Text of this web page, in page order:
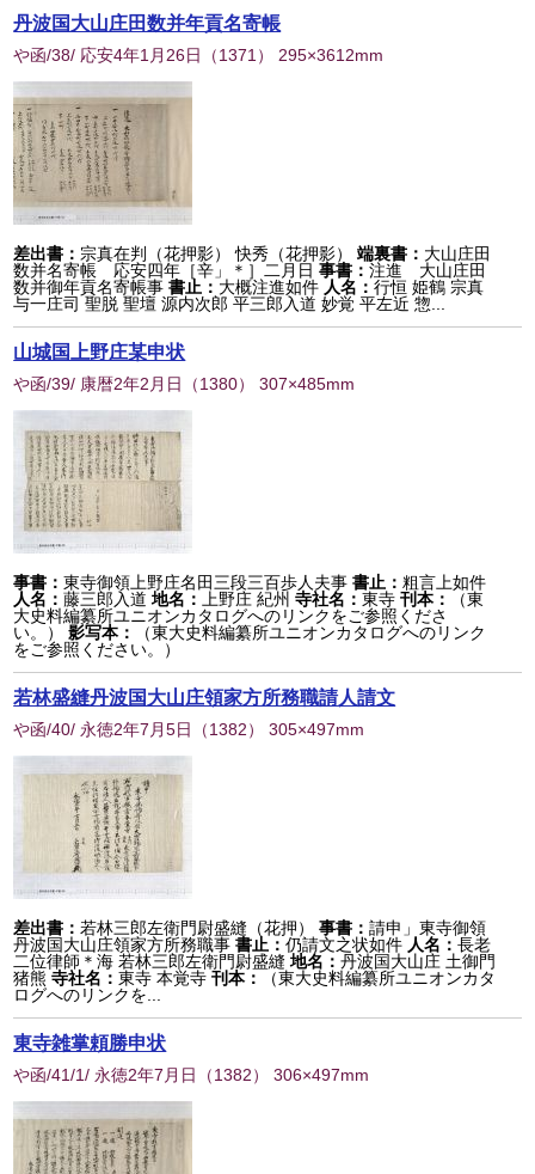
丹波国大山庄田数并年貢名寄帳
や函/38/ 応安4年1月26日 （1371 ） 295×3612mm
差出書： 宗真在判（花押影） 快秀（花押影） 端裏書： 大山庄田
数并名寄帳 応安四年［辛」＊］二月日 事書：注進 大山庄田
数并御年貢名寄帳事 書止： 大概注進如件 人名：行恒 姫鶴 宗真
与一庄司 聖脱 聖壇 源内次郎 平三郎入道 妙覚 平左近 惣...
山城国上野庄某申状
や函/39/ 康暦2年2月日 （1380） 307×485mm
事書：東寺御領上野庄名田三段三百歩人夫事 書止：粗言上如件
人名：藤三郎入道 地名： 上野庄 紀州 寺社名：東寺 刊本：
（東
大史料編纂所ユニオンカタログへのリンクをご参照くださ
い。）
影写本：
（東大史料編纂所ユニオンカタログへのリンク
をご参照ください。）
若林盛縫丹波国大山庄領家方所務職請人請文
や函/40/ 永徳2年7月5日 （1382） 305×497mm
差出書：若林三郎左衛門尉盛縫（花押） 事書：請申」東寺御領
丹波国大山庄領家方所務職事 書止：仍請文之状如件 人名：長老
二位律師＊海 若林三郎左衛門尉盛縫 地名：丹波国大山庄 土御門
猪熊 寺社名：東寺 本覚寺 刊本：
（東大史料編纂所ユニオンカタ
ログへのリンクを...
東寺雑掌頼勝申状
や函/41/1/ 永徳2年7月日 （1382） 306×497mm